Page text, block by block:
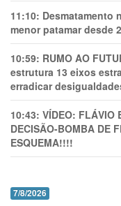
11:10: Desmatamento
menor patamar desde
10:59: RUMO AO
estrutura 13 eixos
erradicar
10:43: VÍDEO: FLÁVIO
DECISÃO-BOMBA DE
ESQUEMA!!!!
7/8/2026